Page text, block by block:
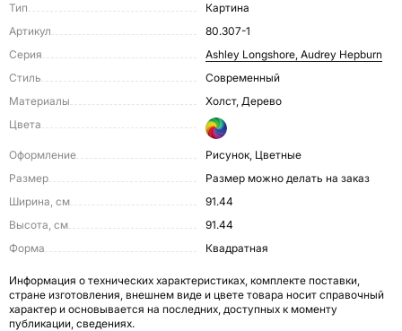
Тип
Картина
Артикул
80.307-1
Серия
Ashley Longshore, Audrey Hepburn
Стиль
Современный
Материалы
Холст, Дерево
Цвета
Оформление
Рисунок, Цветные
Размер
размер можно делать на заказ
Ширина, см
91.44
Высота, см
91.44
Форма
Квадратная
Информация о технических характеристиках, комплекте поставки,
стране изготовления, внешнем виде и цвете товара носит справочный
характер и основывается на последних, доступных к моменту
публикации, сведениях.